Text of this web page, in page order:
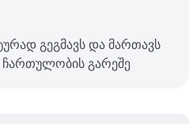
გეგმავს და მართავს
ჩართულობის გარეშე